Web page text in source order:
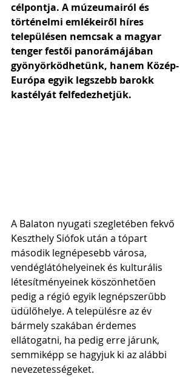
célpontja. A múzeumairól és
történelmi emlékeiről híres
településen nemcsak a magyar
tenger festői panorámájában
gyönyörködhetünk, hanem Közép-
Európa egyik legszebb barokk
kastélyát felfedezhetjük.
A Balaton nyugati szegletében fekvő
Keszthely Siófok után a tópart
második legnépesebb városa,
vendéglátóhelyeinek és kulturális
létesítményeinek köszönhetően
pedig a régió egyik legnépszerűbb
üdülőhelye. A településre az év
bármely szakában érdemes
ellátogatni, ha pedig erre járunk,
semmiképp se hagyjuk ki az alábbi
nevezetességeket.